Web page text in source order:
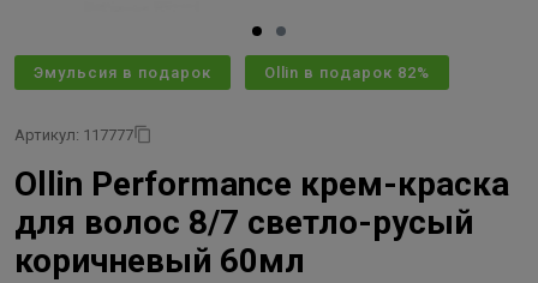
Эмульсия в подарок Ollin в подарок 82%
Артикул: 117777
Ollin Performance крем-краска
для волос 8/7 светло-русый
коричневый 60мл